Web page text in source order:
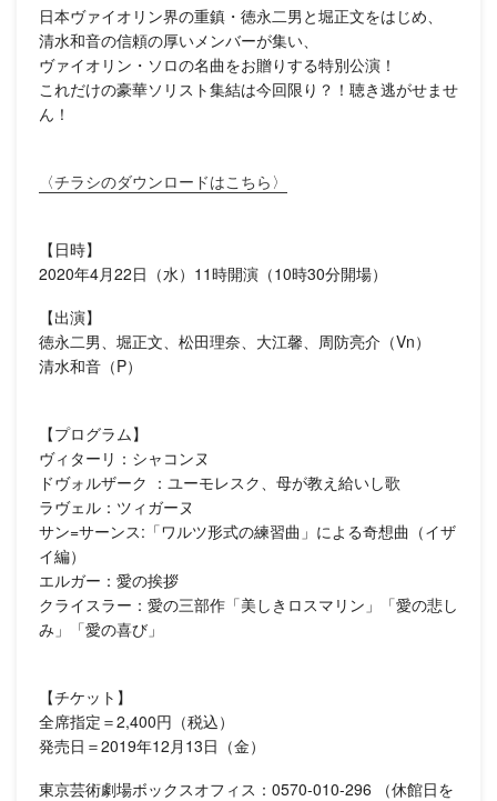
日本ヴァイオリン界の重鎮・徳永二男と堀正文をはじめ、
清水和音の信頼の厚いメンバーが集い、
ヴァイオリン・ソロの名曲をお贈りする特別公演！
これだけの豪華ソリスト集結は今回限り？！聴き逃がせませ
ん！
〈チラシのダウンロードはこちら〉
【日時】
2020年4月22日（水）11時開演（10時30分開場）
【出演】
徳永二男、堀正文、松田理奈、大江馨、周防亮介（Vn）
清水和音（P）
【プログラム】
ヴィターリ：シャコンヌ
ドヴォルザーク ：ユーモレスク、母が教え給いし歌
ラヴェル：ツィガーヌ
サン=サーンス:「ワルツ形式の練習曲」による奇想曲（イザ
イ編）
エルガー：愛の挨拶
クライスラー：愛の三部作「美しきロスマリン」「愛の悲し
み」「愛の喜び」
【チケット】
全席指定＝2,400円（税込）
発売日＝2019年12月13日（金）
東京芸術劇場ボックスオフィス：0570-010-296 （休館日を